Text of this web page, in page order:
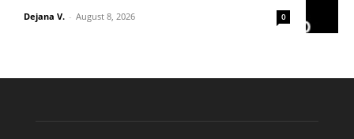
Dejana V. - August 8, 2026 0